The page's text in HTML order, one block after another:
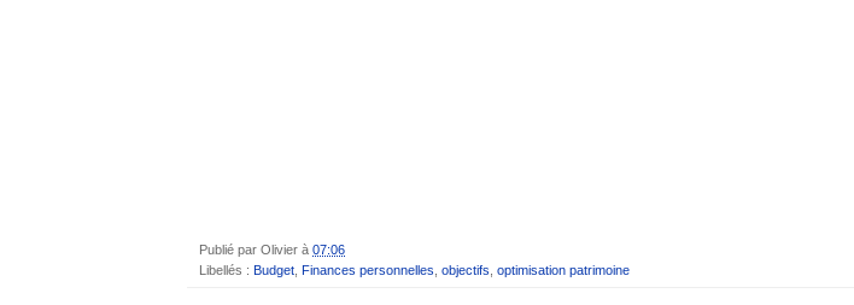
Publié par Olivier à 07:06
Libellés : Budget Finances personnelles objectifs optimisation patrimoine